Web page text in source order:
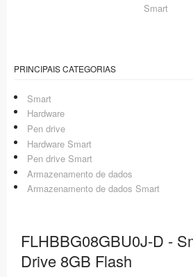
Smart
PRINCIPAIS CATEGORIAS
Smart
Hardware
Pen drive
Hardware Smart
Pen drive Smart
Armazenamento de dados
Armazenamento de dados Smart
FLHBBG08GBU0J-D -
Drive 8GB Flash